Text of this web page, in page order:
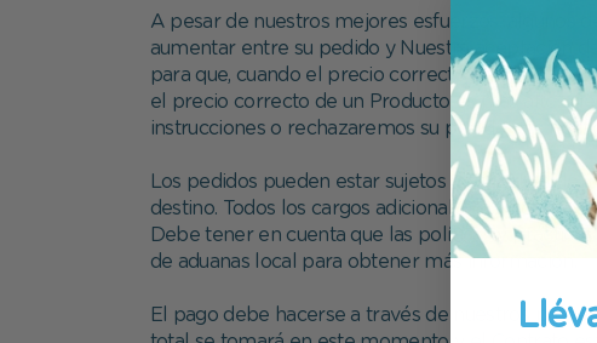
A pesar de nuestros mejores esfuerzos, algunos
aumentar entre su pedido y Nuestra aceptación
para que, cuando el precio correcto de un
el precio correcto de un Producto es más alto
instrucciones o rechazaremos su pedido y le
Los pedidos pueden estar sujetos a derechos
destino. Todos los cargos adicionales, así como
Debe tener en cuenta que las políticas y
de aduanas local para obtener más información.
El pago debe hacerse a través de nuestros